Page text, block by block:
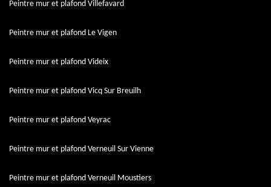
Peintre mur et plafond Villefavard
Peintre mur et plafond Le Vigen
Peintre mur et plafond Videix
Peintre mur et plafond Vicq Sur Breuilh
Peintre mur et plafond Veyrac
Peintre mur et plafond Verneuil Sur Vienne
Peintre mur et plafond Verneuil Moustiers